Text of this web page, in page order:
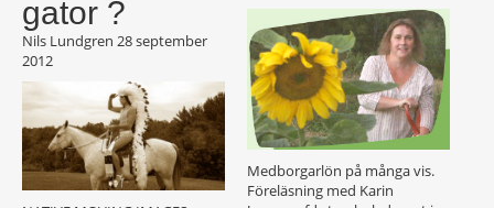
gator ?
Nils Lundgren 28 september
2012
Medborgarlön på många vis.
Föreläsning med Karin